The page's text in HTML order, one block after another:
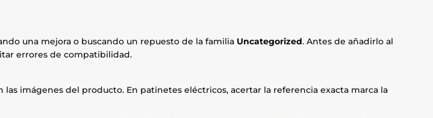
una mejora o buscando un repuesto de la familia Uncategorized. Antes de añadirlo al
errores de compatibilidad.
imágenes del producto. En patinetes eléctricos, acertar la referencia exacta marca la